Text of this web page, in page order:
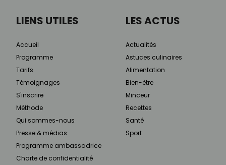
LIENS UTILES
Accueil
Programme
Tarifs
Témoignages
S'inscrire
Méthode
Qui sommes-nous
Presse & médias
Programme ambassadrice
Charte de confidentialité
LES ACTUS
Actualités
Astuces culinaires
Alimentation
Bien-être
Minceur
Recettes
Santé
Sport